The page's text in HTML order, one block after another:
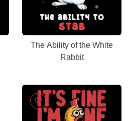
The Ability of the White
Rabbit